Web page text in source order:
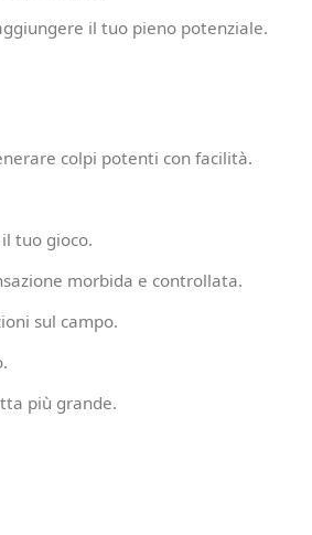
il tuo pieno potenziale.
colpi potenti con facilità.
tuo gioco.
morbida e controllata.
sul campo.
più grande.